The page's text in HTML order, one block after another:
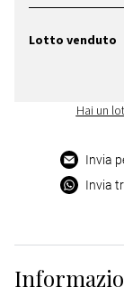
Lotto venduto
Hai un
Invia
Invia